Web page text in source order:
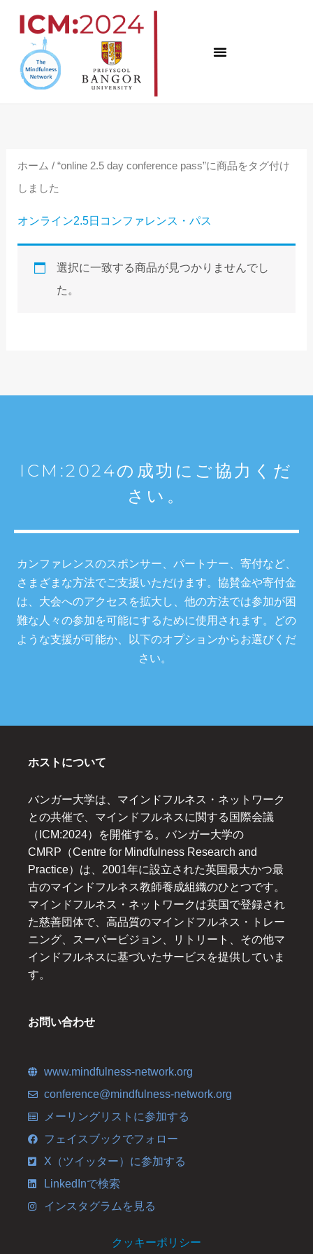
ホーム / “online 2.5 day conference pass”に商品をタグ付け
しました
オンライン2.5日コンファレンス・パス
選択に一致する商品が見つかりませんでし
た。
ICM:2024の成功にご協力くだ
さい。
カンファレンスのスポンサー、パートナー、寄付など、
さまざまな方法でご支援いただけます。協賛金や寄付金
は、大会へのアクセスを拡大し、他の方法では参加が困
難な人々の参加を可能にするために使用されます。どの
ような支援が可能か、以下のオプションからお選びくだ
さい。
ホストについて
バンガー大学は、マインドフルネス・ネットワーク
との共催で、マインドフルネスに関する国際会議
（ICM:2024）を開催する。バンガー大学の
CMRP（Centre for Mindfulness Research and
Practice）は、2001年に設立された英国最大かつ最
古のマインドフルネス教師養成組織のひとつです。
マインドフルネス・ネットワークは英国で登録され
た慈善団体で、高品質のマインドフルネス・トレー
ニング、スーパービジョン、リトリート、その他マ
インドフルネスに基づいたサービスを提供していま
す。
お問い合わせ
www.mindfulness-network.org
conference@mindfulness-network.org
メーリングリストに参加する
フェイスブックでフォロー
X（ツイッター）に参加する
LinkedInで検索
インスタグラムを見る
クッキーポリシー